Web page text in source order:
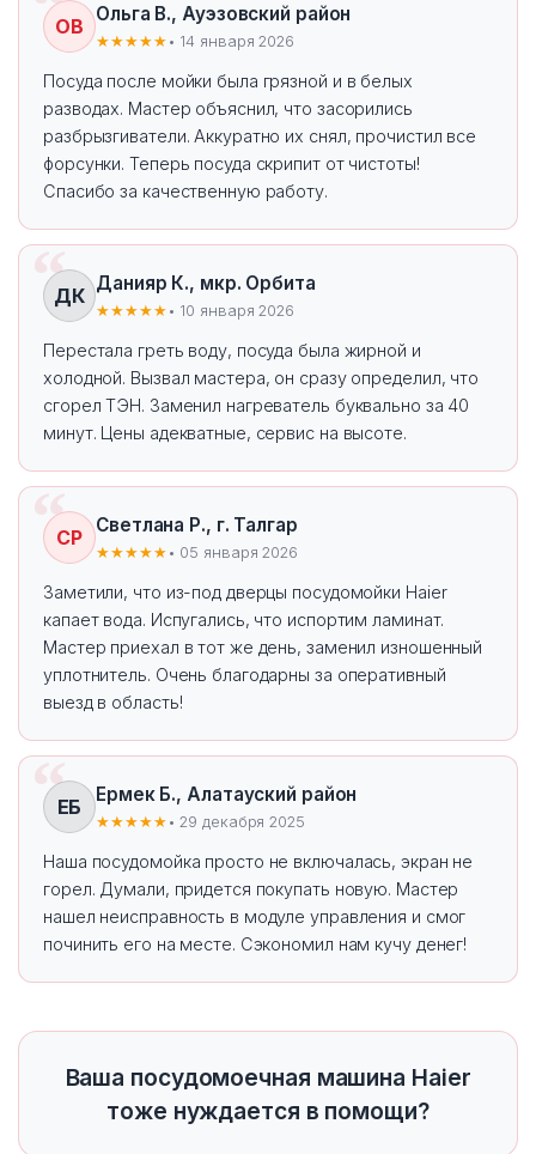
ОВ
Ольга В., Ауэзовский район
★★★★★ • 14 января 2026
Посуда после мойки была грязной и в белых
разводах. Мастер объяснил, что засорились
разбрызгиватели. Аккуратно их снял, прочистил все
форсунки. Теперь посуда скрипит от чистоты!
Спасибо за качественную работу.
ДК
Данияр К., мкр. Орбита
★★★★★ • 10 января 2026
Перестала греть воду, посуда была жирной и
холодной. Вызвал мастера, он сразу определил, что
сгорел ТЭН. Заменил нагреватель буквально за 40
минут. Цены адекватные, сервис на высоте.
СР
Светлана Р., г. Талгар
★★★★★ • 05 января 2026
Заметили, что из-под дверцы посудомойки Haier
капает вода. Испугались, что испортим ламинат.
Мастер приехал в тот же день, заменил изношенный
уплотнитель. Очень благодарны за оперативный
выезд в область!
ЕБ
Ермек Б., Алатауский район
★★★★★ • 29 декабря 2025
Наша посудомойка просто не включалась, экран не
горел. Думали, придется покупать новую. Мастер
нашел неисправность в модуле управления и смог
починить его на месте. Сэкономил нам кучу денег!
Ваша посудомоечная машина Haier
тоже нуждается в помощи?